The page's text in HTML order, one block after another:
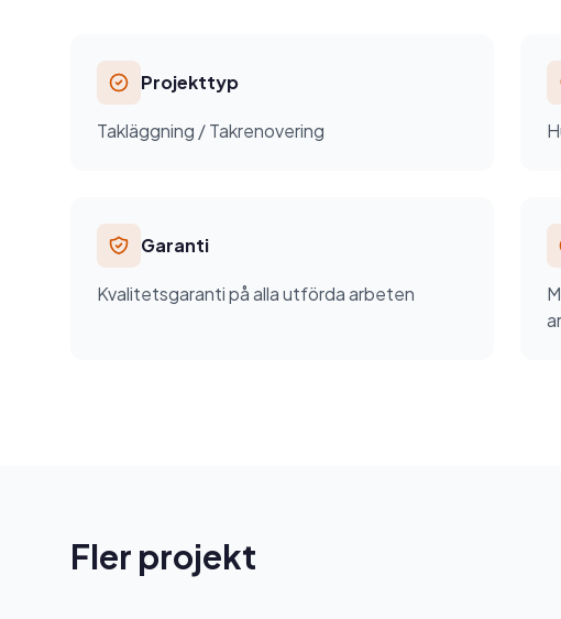
Projekttyp
Takläggning / Takrenovering
Garanti
Kvalitetsgaranti på alla utförda arbeten
Fler projekt